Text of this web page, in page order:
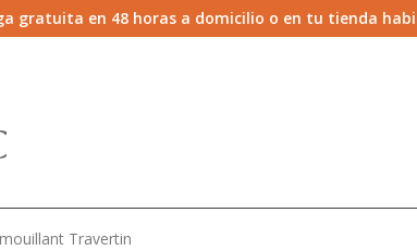
gratuita en 48 horas a domicilio o en tu tienda
Travertin